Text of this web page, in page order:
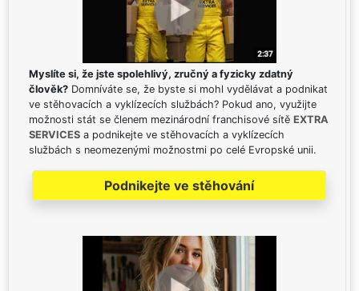
Myslíte si, že jste spolehlivý, zručný a fyzicky zdatný
člověk? Domníváte se, že byste si mohl vydělávat a podnikat
ve stěhovacích a vyklízecích službách? Pokud ano, využijte
možnosti stát se členem mezinárodní franchisové sítě EXTRA
SERVICES a podnikejte ve stěhovacích a vyklízecích
službách s neomezenými možnostmi po celé Evropské unii.
Podnikejte ve stěhování